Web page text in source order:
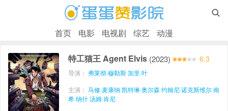

首页 电影 电视剧 综艺 动漫
特工猫王 Agent Elvis (2023) 6.3
导演： 弗莱彻·穆勒斯加里·叶
主演： 马修·麦康纳 凯特琳·奥尔森约翰尼·诺克斯维尔南
希·纳什汤姆·肯尼